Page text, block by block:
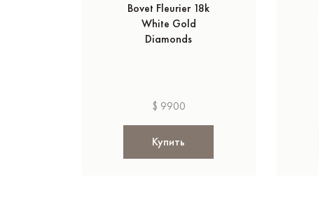
Bovet Fleurier 18k
White Gold
Diamonds
$ 9900
Купить